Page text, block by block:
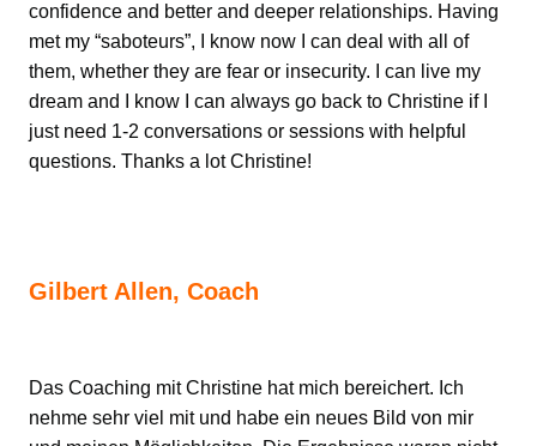
confidence and better and deeper relationships. Having
met my “saboteurs”, I know now I can deal with all of
them, whether they are fear or insecurity. I can live my
dream and I know I can always go back to Christine if I
just need 1-2 conversations or sessions with helpful
questions. Thanks a lot Christine!
Gilbert Allen, Coach
Das Coaching mit Christine hat mich bereichert. Ich
nehme sehr viel mit und habe ein neues Bild von mir